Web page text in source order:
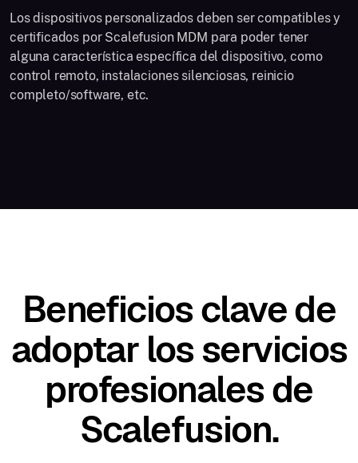
Los dispositivos personalizados deben ser compatibles y
certificados por Scalefusion MDM para poder tener
alguna característica específica del dispositivo, como
control remoto, instalaciones silenciosas, reinicio
completo/software, etc.
Beneficios clave de
adoptar los servicios
profesionales de
Scalefusion.